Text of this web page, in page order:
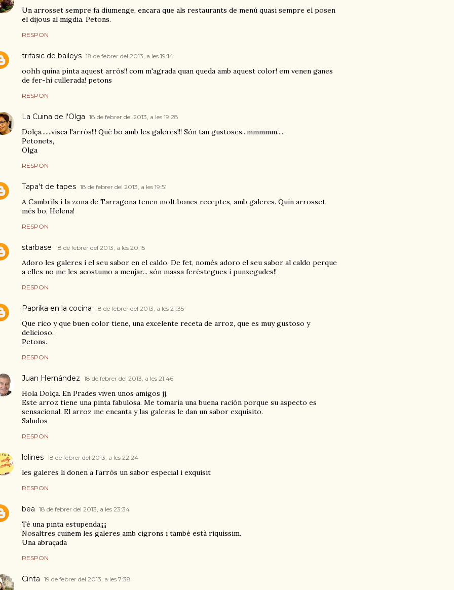
Un arrosset sempre fa diumenge, encara que als restaurants de menú quasi sempre el posen
el dijous al migdia. Petons.
RESPON
trifasic de baileys 18 de febrer del 2013, a les 19:14
oohh quina pinta aquest arròs!! com m'agrada quan queda amb aquest color! em venen ganes
de fer-hi cullerada! petons
RESPON
La Cuina de l'Olga 18 de febrer del 2013, a les 19:28
Dolça.......visca l'arròs!!! Què bo amb les galeres!!! Són tan gustoses...mmmmm.....
Petonets,
Olga
RESPON
Tapa't de tapes 18 de febrer del 2013, a les 19:51
A Cambrils i la zona de Tarragona tenen molt bones receptes, amb galeres. Quin arrosset
més bo, Helena!
RESPON
starbase 18 de febrer del 2013, a les 20:15
Adoro les galeres i el seu sabor en el caldo. De fet, només adoro el seu sabor al caldo perque
a elles no me les acostumo a menjar... són massa ferèstegues i punxegudes!!
RESPON
Paprika en la cocina 18 de febrer del 2013, a les 21:35
Que rico y que buen color tiene, una excelente receta de arroz, que es muy gustoso y
delicioso.
Petons.
RESPON
Juan Hernández 18 de febrer del 2013, a les 21:46
Hola Dolça. En Prades viven unos amigos jj.
Este arroz tiene una pinta fabulosa. Me tomaría una buena ración porque su aspecto es
sensacional. El arroz me encanta y las galeras le dan un sabor exquisito.
Saludos
RESPON
lolines 18 de febrer del 2013, a les 22:24
les galeres li donen a l'arròs un sabor especial i exquisit
RESPON
bea 18 de febrer del 2013, a les 23:34
Té una pinta estupenda¡¡¡¡
Nosaltres cuinem les galeres amb cigrons i també està riquíssim.
Una abraçada
RESPON
Cinta 19 de febrer del 2013, a les 7:38